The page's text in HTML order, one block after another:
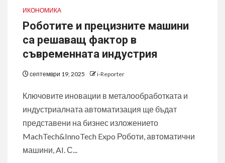
ИКОНОМИКА
Роботите и прецизните машини
са решаващ фактор в
съвременната индустрия
септември 19, 2025 i-Reporter
Ключовите иновации в металообработката и
индустриалната автоматизация ще бъдат
представени на бизнес изложението
MachTech&InnoTech Expo Роботи, автоматични
машини, AI. С...